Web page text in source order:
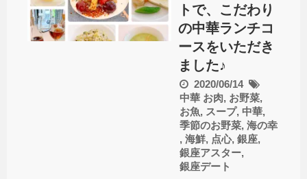
トで、こだわり
の中華ランチコ
ースをいただき
ました♪
2020/06/14
中華 お肉, お野菜,
お魚, スープ, 中華,
季節のお野菜, 海の幸
, 海鮮, 点心, 銀座,
銀座アスター,
銀座デート